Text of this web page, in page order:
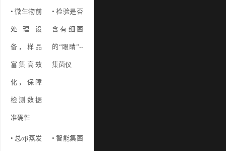
• 微生物前
处理设
备，样品
富集高效
化，保障
检测数据
准确性
• 检验是否
含有细菌
的“眼睛”--
集菌仪
• 总αβ蒸发 • 智能集菌